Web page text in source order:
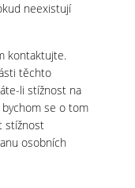
neexistují
kontaktujte.
těchto
li stížnost na
bychom se o tom
stížnost
osobních